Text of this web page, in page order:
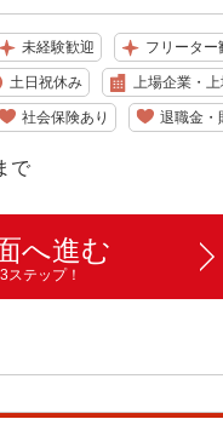
未経験歓迎 フリーター
土日祝休み 上場企業・
社会保険あり 退職金・
で
へ進む
ステップ！